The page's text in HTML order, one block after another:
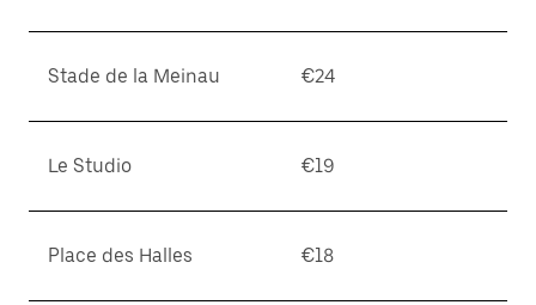
Stade de la Meinau €24
Le Studio €19
Place des Halles €18